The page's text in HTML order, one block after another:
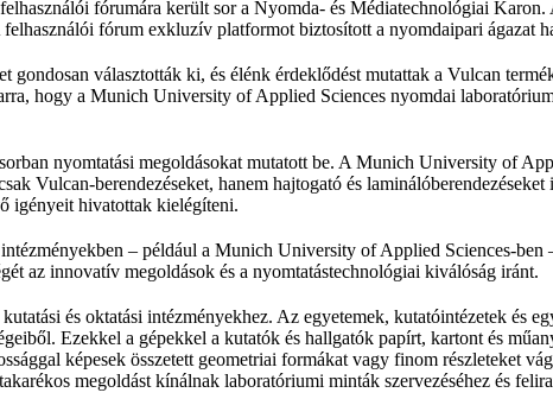
fórumára került sor a Nyomda- és Médiatechnológiai
fórum exkluzív platformot biztosított a nyomdaipari ágazat
gondosan választották ki, és élénk érdeklődést mutattak a Vulcan
hogy a Munich University of Applied Sciences nyomdai
nyomtatási megoldásokat mutatott be. A Munich University of
Vulcan-berendezéseket, hanem hajtogató és
igényeit hivatottak kielégíteni.
– például a Munich University of Applied Sciences-ben
az innovatív megoldások és a nyomtatástechnológiai kiválóság iránt.
és oktatási intézményekhez. Az egyetemek, kutatóintézetek és
Ezekkel a gépekkel a kutatók és hallgatók papírt, kartont és
képesek összetett geometriai formákat vagy finom részleteket
megoldást kínálnak laboratóriumi minták szervezéséhez és